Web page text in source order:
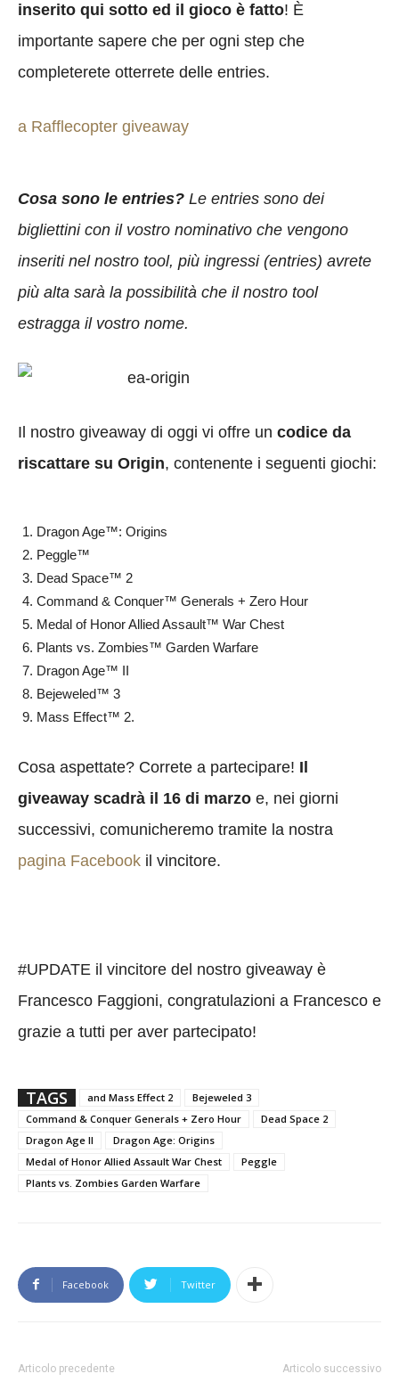
inserito qui sotto ed il gioco è fatto! È
importante sapere che per ogni step che
completerete otterrete delle entries.
a Rafflecopter giveaway
Cosa sono le entries? Le entries sono dei
bigliettini con il vostro nominativo che vengono
inseriti nel nostro tool, più ingressi (entries) avrete
più alta sarà la possibilità che il nostro tool
estragga il vostro nome.
Il nostro giveaway di oggi vi offre un codice da
riscattare su Origin, contenente i seguenti giochi:
Dragon Age™: Origins
Peggle™
Dead Space™ 2
Command & Conquer™ Generals + Zero Hour
Medal of Honor Allied Assault™ War Chest
Plants vs. Zombies™ Garden Warfare
Dragon Age™ II
Bejeweled™ 3
Mass Effect™ 2.
Cosa aspettate? Correte a partecipare! Il
giveaway scadrà il 16 di marzo e, nei giorni
successivi, comunicheremo tramite la nostra
pagina Facebook il vincitore.
#UPDATE il vincitore del nostro giveaway è
Francesco Faggioni, congratulazioni a Francesco e
grazie a tutti per aver partecipato!
TAGS and Mass Effect 2
Bejeweled 3
Command & Conquer Generals + Zero Hour
Dead Space 2
Dragon Age II
Dragon Age: Origins
Medal of Honor Allied Assault War Chest
Peggle
Plants vs. Zombies Garden Warfare
Facebook Twitter
Articolo precedente Articolo successivo